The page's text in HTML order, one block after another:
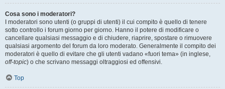
Cosa sono i moderatori?
I moderatori sono utenti (o gruppi di utenti) il cui compito è quello di tenere
sotto controllo i forum giorno per giorno. Hanno il potere di modificare o
cancellare qualsiasi messaggio e di chiudere, riaprire, spostare o rimuovere
qualsiasi argomento del forum da loro moderato. Generalmente il compito dei
moderatori è quello di evitare che gli utenti vadano «fuori tema» (in inglese,
off-topic) o che scrivano messaggi oltraggiosi ed offensivi.
Top